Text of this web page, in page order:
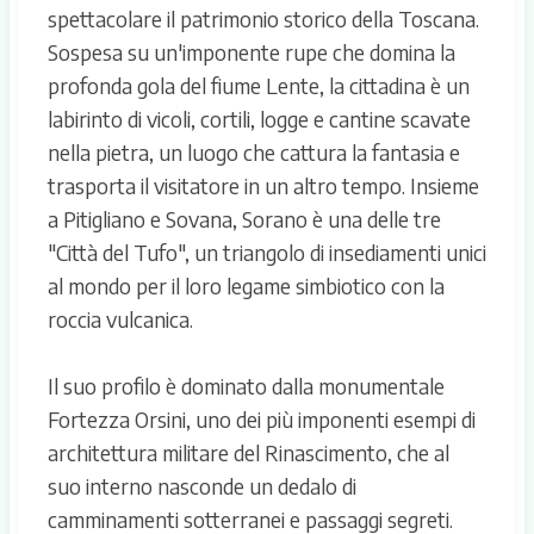
spettacolare il patrimonio storico della Toscana.
Sospesa su un'imponente rupe che domina la
profonda gola del fiume Lente, la cittadina è un
labirinto di vicoli, cortili, logge e cantine scavate
nella pietra, un luogo che cattura la fantasia e
trasporta il visitatore in un altro tempo. Insieme
a Pitigliano e Sovana, Sorano è una delle tre
"Città del Tufo", un triangolo di insediamenti unici
al mondo per il loro legame simbiotico con la
roccia vulcanica.
Il suo profilo è dominato dalla monumentale
Fortezza Orsini, uno dei più imponenti esempi di
architettura militare del Rinascimento, che al
suo interno nasconde un dedalo di
camminamenti sotterranei e passaggi segreti.